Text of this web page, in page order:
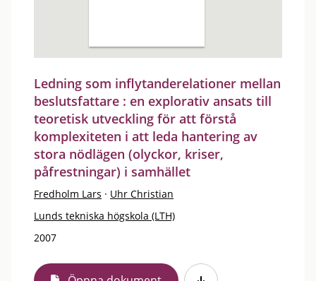
Ledning som inflytanderelationer mellan
beslutsfattare : en explorativ ansats till
teoretisk utveckling för att förstå
komplexiteten i att leda hantering av
stora nödlägen (olyckor, kriser,
påfrestningar) i samhället
Fredholm Lars · Uhr Christian
Lunds tekniska högskola (LTH)
2007